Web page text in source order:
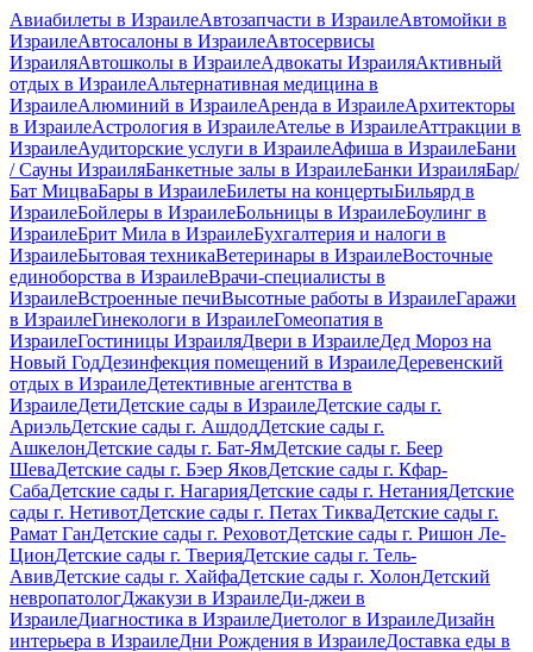
Авиабилеты в ИзраилеАвтозапчасти в ИзраилеАвтомойки в
ИзраилеАвтосалоны в ИзраилеАвтосервисы
ИзраиляАвтошколы в ИзраилеАдвокаты ИзраиляАктивный
отдых в ИзраилеАльтернативная медицина в
ИзраилеАлюминий в ИзраилеАренда в ИзраилеАрхитекторы
в ИзраилеАстрология в ИзраилеАтелье в ИзраилеАттракции в
ИзраилеАудиторские услуги в ИзраилеАфиша в ИзраилеБани
/ Сауны ИзраиляБанкетные залы в ИзраилеБанки ИзраиляБар/
Бат МицваБары в ИзраилеБилеты на концертыБильярд в
ИзраилеБойлеры в ИзраилеБольницы в ИзраилеБоулинг в
ИзраилеБрит Мила в ИзраилеБухгалтерия и налоги в
ИзраилеБытовая техникаВетеринары в ИзраилеВосточные
единоборства в ИзраилеВрачи-специалисты в
ИзраилеВстроенные печиВысотные работы в ИзраилеГаражи
в ИзраилеГинекологи в ИзраилеГомеопатия в
ИзраилеГостиницы ИзраиляДвери в ИзраилеДед Мороз на
Новый ГодДезинфекция помещений в ИзраилеДеревенский
отдых в ИзраилеДетективные агентства в
ИзраилеДетиДетские сады в ИзраилеДетские сады г.
АриэльДетские сады г. АшдодДетские сады г.
АшкелонДетские сады г. Бат-ЯмДетские сады г. Беер
ШеваДетские сады г. Бэер ЯковДетские сады г. Кфар-
СабаДетские сады г. НагарияДетские сады г. НетанияДетские
сады г. НетивотДетские сады г. Петах ТикваДетские сады г.
Рамат ГанДетские сады г. РеховотДетские сады г. Ришон Ле-
ЦионДетские сады г. ТверияДетские сады г. Тель-
АвивДетские сады г. ХайфаДетские сады г. ХолонДетский
невропатологДжакузи в ИзраилеДи-джеи в
ИзраилеДиагностика в ИзраилеДиетолог в ИзраилеДизайн
интерьера в ИзраилеДни Рождения в ИзраилеДоставка еды в